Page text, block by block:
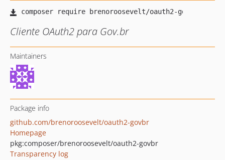
Cliente OAuth2 para Gov.br
Maintainers
Package info
github.com/brenoroosevelt/oauth2-govbr
Homepage
pkg:composer/brenoroosevelt/oauth2-govbr
Transparency log